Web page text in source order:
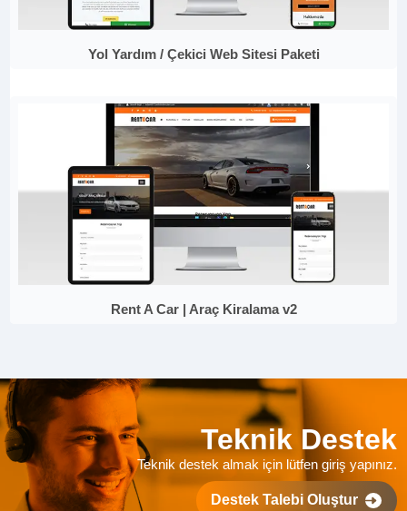
Yol Yardım / Çekici Web Sitesi Paketi
Rent A Car | Araç Kiralama v2
Teknik Destek
Teknik destek almak için lütfen giriş yapınız.
Destek Talebi Oluştur